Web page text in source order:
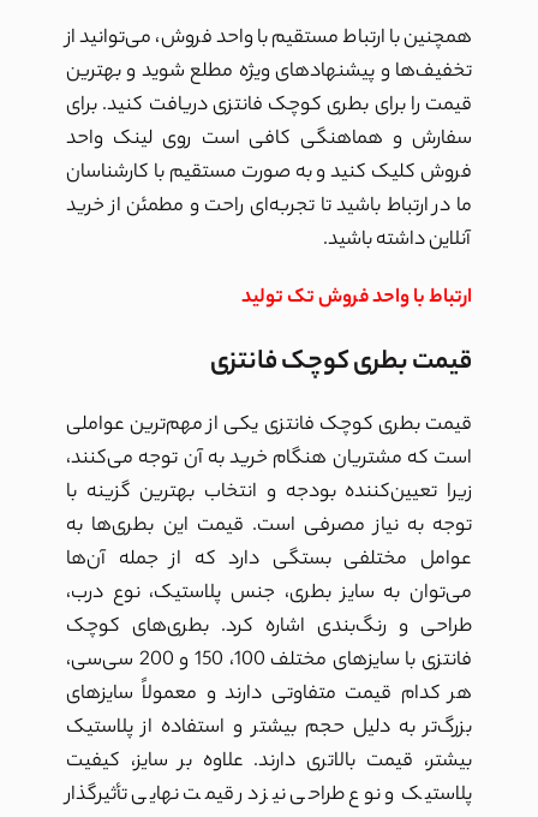
همچنین با ارتباط مستقیم با واحد فروش، می‌توانید از
تخفیف‌ها و پیشنهادهای ویژه مطلع شوید و بهترین
قیمت را برای بطری کوچک فانتزی دریافت کنید. برای
سفارش و هماهنگی کافی است روی لینک واحد
فروش کلیک کنید و به صورت مستقیم با کارشناسان
ما در ارتباط باشید تا تجربه‌ای راحت و مطمئن از خرید
آنلاین داشته باشید.
ارتباط با واحد فروش تک تولید
قیمت بطری کوچک فانتزی
قیمت بطری کوچک فانتزی یکی از مهم‌ترین عواملی
است که مشتریان هنگام خرید به آن توجه می‌کنند،
زیرا تعیین‌کننده بودجه و انتخاب بهترین گزینه با
توجه به نیاز مصرفی است. قیمت این بطری‌ها به
عوامل مختلفی بستگی دارد که از جمله آن‌ها
می‌توان به سایز بطری، جنس پلاستیک، نوع درب،
طراحی و رنگ‌بندی اشاره کرد. بطری‌های کوچک
فانتزی با سایزهای مختلف 100، 150 و 200 سی‌سی،
هر کدام قیمت متفاوتی دارند و معمولاً سایزهای
بزرگ‌تر به دلیل حجم بیشتر و استفاده از پلاستیک
بیشتر، قیمت بالاتری دارند. علاوه بر سایز، کیفیت
پلاستیک و نوع طراحی نیز در قیمت نهایی تأثیرگذار